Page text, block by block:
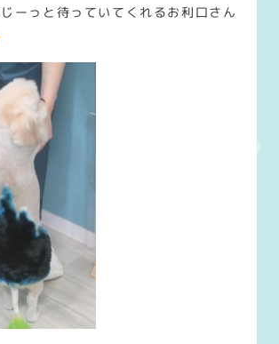
ーっと待っていてくれるお利口さん